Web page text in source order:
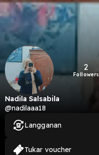
2
Followers
Nadila Salsabila
@nadilaaa18
Langganan
Tukar voucher